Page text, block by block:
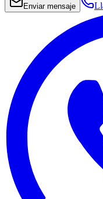
Enviar mensaje